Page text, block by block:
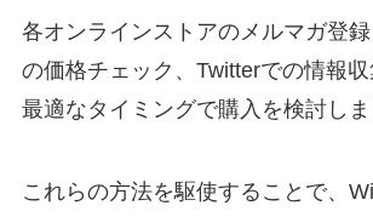
各オンラインストアのメルマガ登
の価格チェック、Twitterでの情報収
最適なタイミングで購入を検討しま
これらの方法を駆使することで、